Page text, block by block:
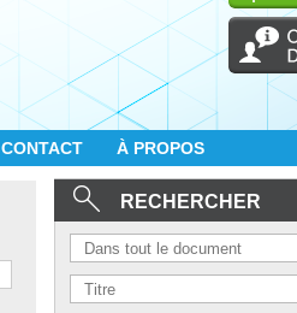
CONTACT À PROPOS
RECHERCHER